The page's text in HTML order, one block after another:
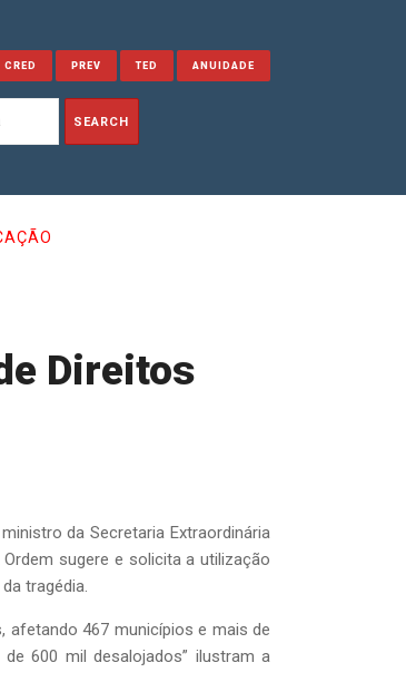
CRED PREV TED ANUIDADE
Direitos
da Secretaria Extraordinária
sugere e solicita a utilização
tragédia.
afetando 467 municípios e mais de
600 mil desalojados” ilustram a